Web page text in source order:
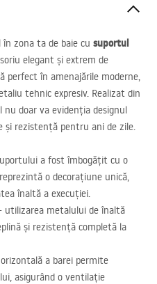
zona ta de baie cu suportul
elegant și extrem de
perfect în amenajările moderne,
tehnic expresiv. Realizat din
doar va evidenția designul
și rezistență pentru ani de zile.
a fost îmbogățit cu o
o decorațiune unică,
înaltă a execuției.
utilizarea metalului de înaltă
și rezistență completă la
a barei permite
asigurând o ventilație